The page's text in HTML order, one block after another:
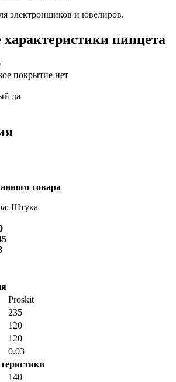
электронщиков и ювелиров.
пинцета
покрытие нет
да
товара
Штука
Proskit
235
120
120
0.03
140